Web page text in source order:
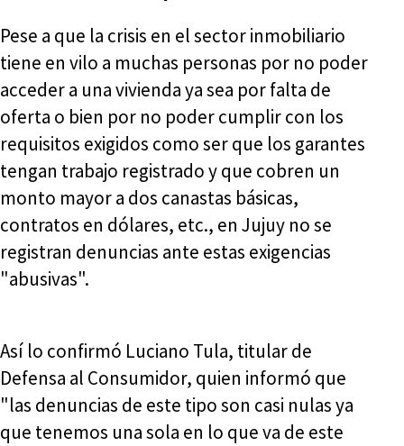
Pese a que la crisis en el sector inmobiliario
tiene en vilo a muchas personas por no poder
acceder a una vivienda ya sea por falta de
oferta o bien por no poder cumplir con los
requisitos exigidos como ser que los garantes
tengan trabajo registrado y que cobren un
monto mayor a dos canastas básicas,
contratos en dólares, etc., en Jujuy no se
registran denuncias ante estas exigencias
"abusivas".
Así lo confirmó Luciano Tula, titular de
Defensa al Consumidor, quien informó que
"las denuncias de este tipo son casi nulas ya
que tenemos una sola en lo que va de este